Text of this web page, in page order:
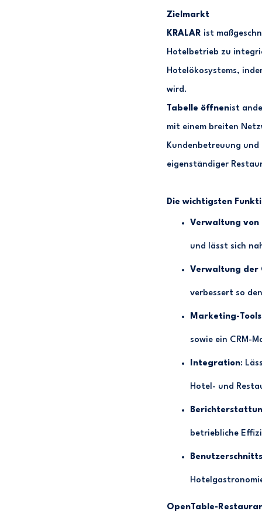
Zielmarkt
KRALAR ist
Hotelbetrieb zu
Hotelökosystems,
wird.
Tabelle öffnenist
mit einem breiten
Kundenbetreuung
eigenständiger
Die wichtigsten
Verwaltung von
und lässt sich
Verwaltung der
verbessert so
Marketing-Tools
sowie ein CRM-
Integration:
Hotel- und
betriebliche
OpenTable-